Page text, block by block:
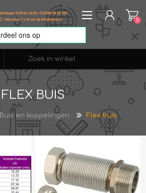
0
FLEX BUIS
Buis en koppelingen Flex buis